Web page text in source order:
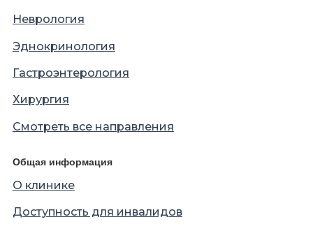
Неврология
Эднокринология
Гастроэнтерология
Хирургия
Смотреть все направления
Общая информация
О клинике
Доступность для инвалидов